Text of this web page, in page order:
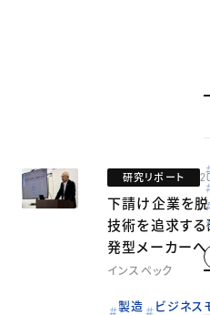
研究リポート
下請け企業を脱
技術を追求す
発型メーカーへ
インスペック
製造
ビジネス